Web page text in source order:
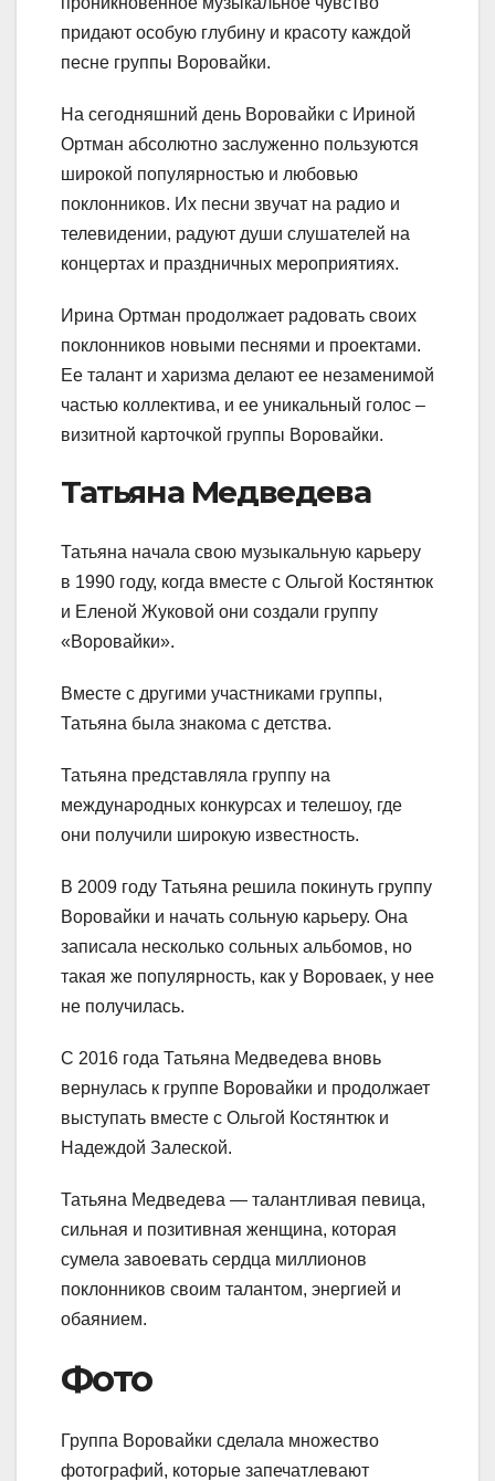
придают особую глубину и красоту каждой
песне группы Воровайки.
На сегодняшний день Воровайки с Ириной
Ортман абсолютно заслуженно пользуются
широкой популярностью и любовью
поклонников. Их песни звучат на радио и
телевидении, радуют души слушателей на
концертах и праздничных мероприятиях.
Ирина Ортман продолжает радовать своих
поклонников новыми песнями и проектами.
Ее талант и харизма делают ее незаменимой
частью коллектива, и ее уникальный голос –
визитной карточкой группы Воровайки.
Татьяна Медведева
Татьяна начала свою музыкальную карьеру
в 1990 году, когда вместе с Ольгой Костянтюк
и Еленой Жуковой они создали группу
«Воровайки».
Вместе с другими участниками группы,
Татьяна была знакома с детства.
Татьяна представляла группу на
международных конкурсах и телешоу, где
они получили широкую известность.
В 2009 году Татьяна решила покинуть группу
Воровайки и начать сольную карьеру. Она
записала несколько сольных альбомов, но
такая же популярность, как у Вороваек, у нее
не получилась.
С 2016 года Татьяна Медведева вновь
вернулась к группе Воровайки и продолжает
выступать вместе с Ольгой Костянтюк и
Надеждой Залеской.
Татьяна Медведева — талантливая певица,
сильная и позитивная женщина, которая
сумела завоевать сердца миллионов
поклонников своим талантом, энергией и
обаянием.
Фото
Группа Воровайки сделала множество
фотографий, которые запечатлевают